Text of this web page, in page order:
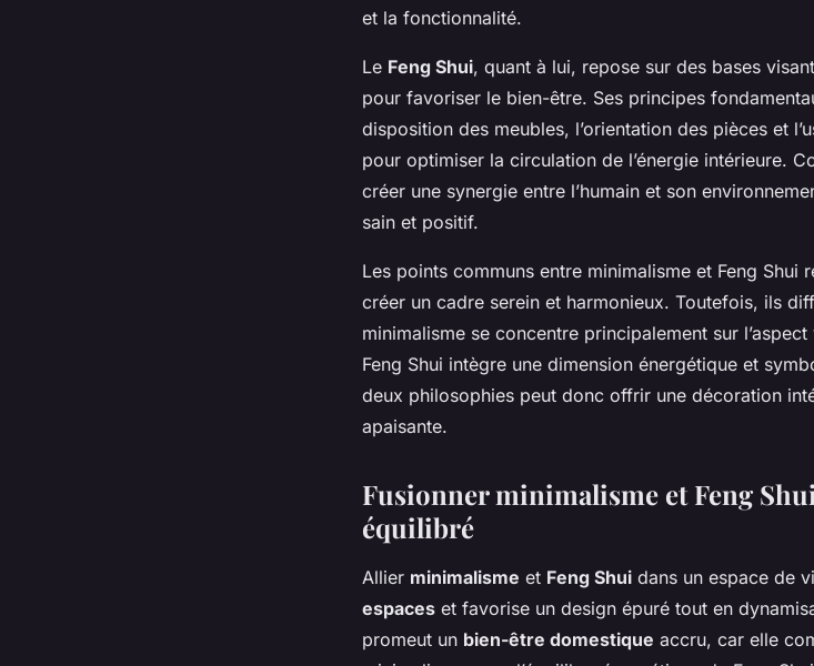
et la fonctionnalité.
Le Feng Shui, quant à lui, repose sur des bases
pour favoriser le bien-être. Ses principes
disposition des meubles, l’orientation des pièces et
pour optimiser la circulation de l’énergie intérieure.
créer une synergie entre l’humain et son
sain et positif.
Les points communs entre minimalisme et Feng
créer un cadre serein et harmonieux. Toutefois, ils
minimalisme se concentre principalement sur
Feng Shui intègre une dimension énergétique et
deux philosophies peut donc offrir une décoration
apaisante.
Fusionner minimalisme et Feng
équilibré
Allier minimalisme et Feng Shui dans un espace de
espaces et favorise un design épuré tout en
promeut un bien-être domestique accru, car elle